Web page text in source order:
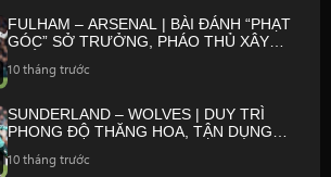
FULHAM – ARSENAL | BÀI ĐÁNH “PHẠT
GÓC” SỞ TRƯỞNG, PHÁO THỦ XÂY
25/26
10 tháng trước
SUNDERLAND – WOLVES | DUY TRÌ
PHONG ĐỘ THĂNG HOA, TẬN DỤNG
10 tháng trước